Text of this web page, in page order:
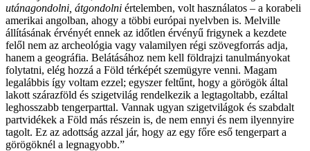
utánagondolni, átgondolni értelemben, volt használatos – a korabeli
amerikai angolban, ahogy a többi európai nyelvben is. Melville
állításának érvényét ennek az időtlen érvényű frigynek a kezdete
felől nem az archeológia vagy valamilyen régi szövegforrás adja,
hanem a geográfia. Belátásához nem kell földrajzi tanulmányokat
folytatni, elég hozzá a Föld térképét szemügyre venni. Magam
legalábbis így voltam ezzel; egyszer feltűnt, hogy a görögök által
lakott szárazföld és szigetvilág rendelkezik a legtagoltabb, ezáltal
leghosszabb tengerparttal. Vannak ugyan szigetvilágok és szabdalt
partvidékek a Föld más részein is, de nem ennyi és nem ilyennyire
tagolt. Ez az adottság azzal jár, hogy az egy főre eső tengerpart a
görögöknél a legnagyobb.”